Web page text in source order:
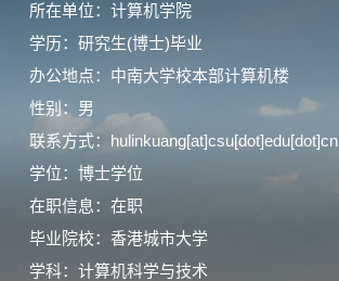
所在单位：计算机学院
学历：研究生(博士)毕业
办公地点：中南大学校本部计算机楼
性别：男
联系方式：hulinkuang[at]csu[dot]edu[dot]cn
学位：博士学位
在职信息：在职
毕业院校：香港城市大学
学科：计算机科学与技术